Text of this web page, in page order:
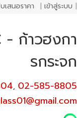
เสนอราคา | เข้าสู่ระบบ |
- ก้าวฮงกา
รกระจก
, 02-585-8805